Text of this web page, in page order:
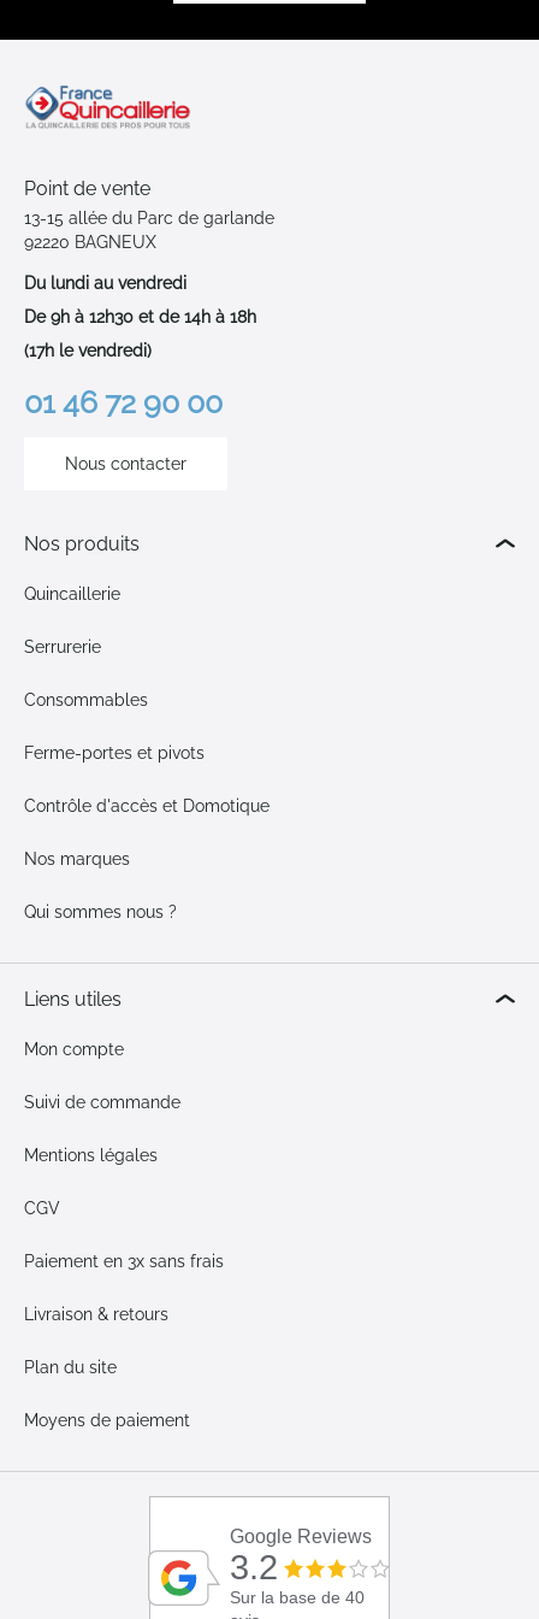
Point de vente
13-15 allée du Parc de garlande
92220 BAGNEUX
Du lundi au vendredi
De 9h à 12h30 et de 14h à 18h
(17h le vendredi)
01 46 72 90 00
Nous contacter
Nos produits
Quincaillerie
Serrurerie
Consommables
Ferme-portes et pivots
Contrôle d'accès et Domotique
Nos marques
Qui sommes nous ?
Liens utiles
Mon compte
Suivi de commande
Mentions légales
CGV
Paiement en 3x sans frais
Livraison & retours
Plan du site
Moyens de paiement
Google Reviews
3.2
Sur la base de 40